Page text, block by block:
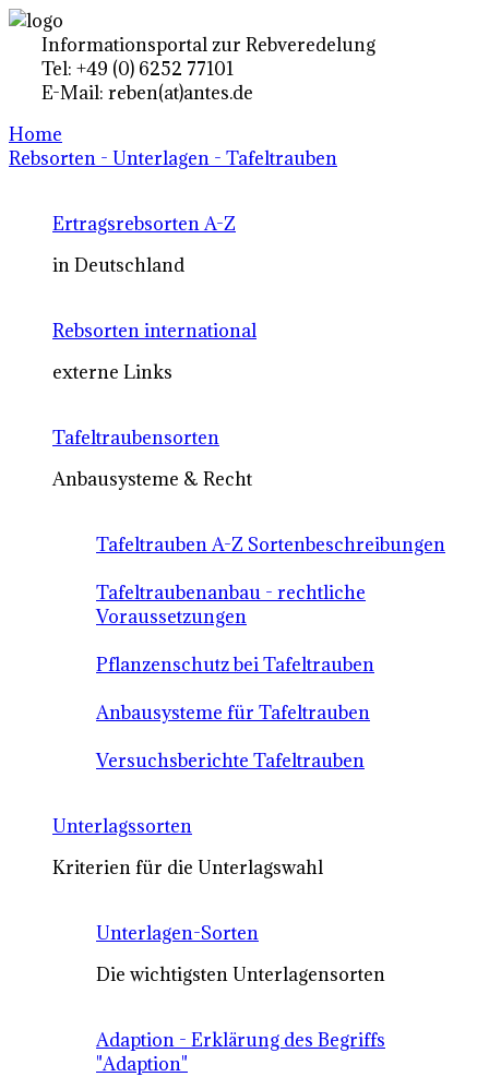
Informationsportal zur Rebveredelung
Tel: +49 (0) 6252 77101
E-Mail: reben(at)antes.de
Home
Rebsorten - Unterlagen - Tafeltrauben
Ertragsrebsorten A-Z
in Deutschland
Rebsorten international
externe Links
Tafeltraubensorten
Anbausysteme & Recht
Tafeltrauben A-Z Sortenbeschreibungen
Tafeltraubenanbau - rechtliche
Voraussetzungen
Pflanzenschutz bei Tafeltrauben
Anbausysteme für Tafeltrauben
Versuchsberichte Tafeltrauben
Unterlagssorten
Kriterien für die Unterlagswahl
Unterlagen-Sorten
Die wichtigsten Unterlagensorten
Adaption - Erklärung des Begriffs
"Adaption"